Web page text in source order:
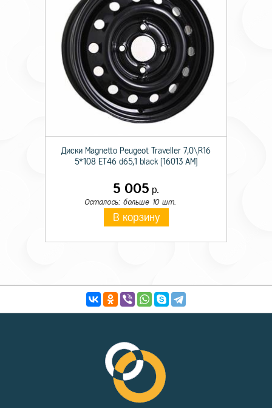
Диски Magnetto Peugeot Traveller 7,0\R16
5*108 ET46 d65,1 black [16013 AM]
5 005 р.
Осталось: больше 10 шт.
В корзину